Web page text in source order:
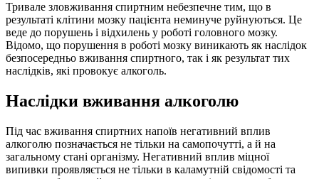
Тривале зловживання спиртним небезпечне тим, що в
результаті клітини мозку пацієнта неминуче руйнуються. Це
веде до порушень і відхилень у роботі головного мозку.
Відомо, що порушення в роботі мозку виникають як наслідок
безпосередньо вживання спиртного, так і як результат тих
наслідків, які провокує алкоголь.
Наслідки вживання алкоголю
Під час вживання спиртних напоїв негативний вплив
алкоголю позначається не тільки на самопочутті, а й на
загальному стані організму. Негативний вплив міцної
випивки проявляється не тільки в каламутній свідомості та